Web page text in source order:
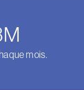
mois.